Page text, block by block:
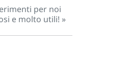
per noi
e molto utili! »